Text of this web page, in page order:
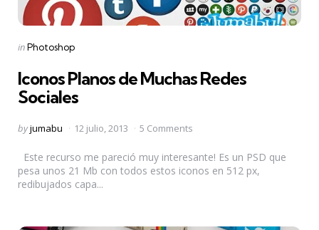
Categories
Posted
inPhotoshop
Iconos Planos de Muchas Redes
Sociales
Posted
byjumabu 12 julio, 2013 5 Comments
Este recurso me pareció muy interesante! Es un PSD que
pesa unos 21 Mb con todos estos iconos en 512 px,
redibujados capa...